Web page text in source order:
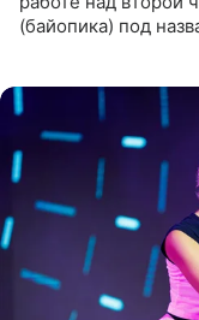
(байопика) под